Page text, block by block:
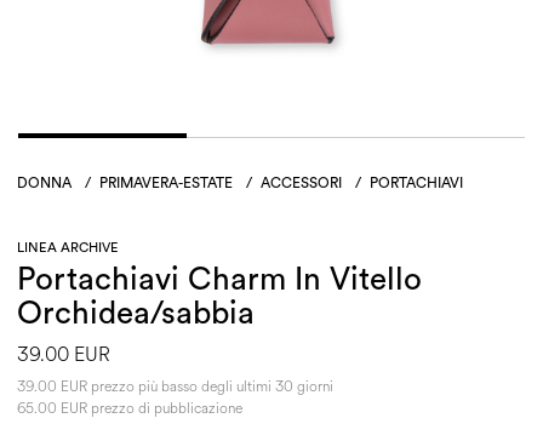
DONNA / PRIMAVERA-ESTATE / ACCESSORI / PORTACHIAVI
LINEA ARCHIVE
Portachiavi Charm In Vitello
Orchidea/sabbia
39.00 EUR
39.00 EUR prezzo più basso degli ultimi 30 giorni
65.00 EUR prezzo di pubblicazione